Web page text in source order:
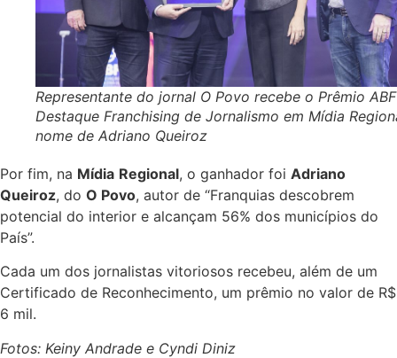
Representante do jornal O Povo recebe o Prêmio ABF
Destaque Franchising de Jornalismo em Mídia
nome de Adriano Queiroz
Por fim, na Mídia Regional, o ganhador foi Adriano
Queiroz, do O Povo, autor de “Franquias descobrem
potencial do interior e alcançam 56% dos municípios do
País”.
Cada um dos jornalistas vitoriosos recebeu, além de um
Certificado de Reconhecimento, um prêmio no valor de R$
6 mil.
Fotos: Keiny Andrade e Cyndi Diniz